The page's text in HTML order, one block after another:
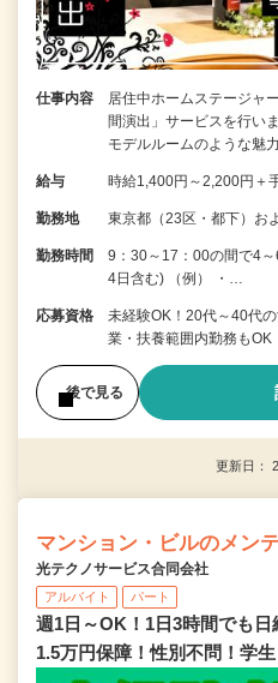
仕事内容
居住中ホームステージャ
間演出」サービスを行い
モデルルームのような魅
給与 時給1,400円～2,200円＋
勤務地 東京都（23区・都下）
勤務時間
9：30～17：00の間で4
4日含む) （例） ・…
応募資格
未経験OK！20代～40代
業・扶養範囲内勤務もOK
後で見る
更新日：
マンション・ビルのメン
光テクノサービス合同会社
アルバイト パート
週1日～OK！1日3時間でも
1.5万円保障！性別不問！学生